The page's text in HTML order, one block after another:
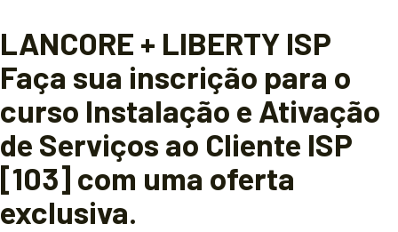
LANCORE + LIBERTY ISP
Faça sua inscrição para o
curso Instalação e Ativação
de Serviços ao Cliente ISP
[103] com uma oferta
exclusiva.